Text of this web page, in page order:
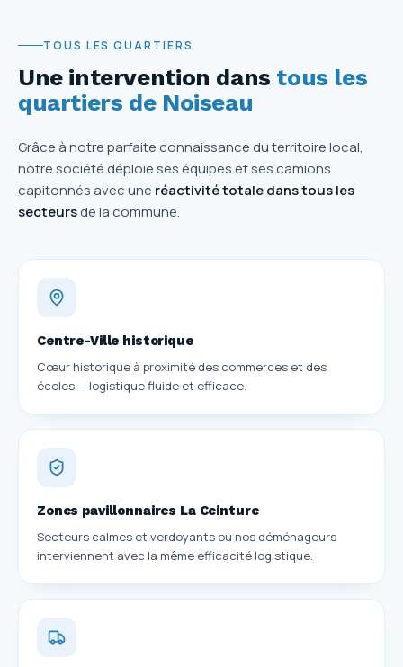
TOUS LES QUARTIERS
Une intervention dans tous les
quartiers de Noiseau
Grâce à notre parfaite connaissance du territoire local,
notre société déploie ses équipes et ses camions
capitonnés avec une réactivité totale dans tous les
secteursde la commune.
Centre-Ville historique
Cœur historique à proximité des commerces et des
écoles — logistique fluide et efficace.
Zones pavillonnaires La Ceinture
Secteurs calmes et verdoyants où nos déménageurs
interviennent avec la même efficacité logistique.